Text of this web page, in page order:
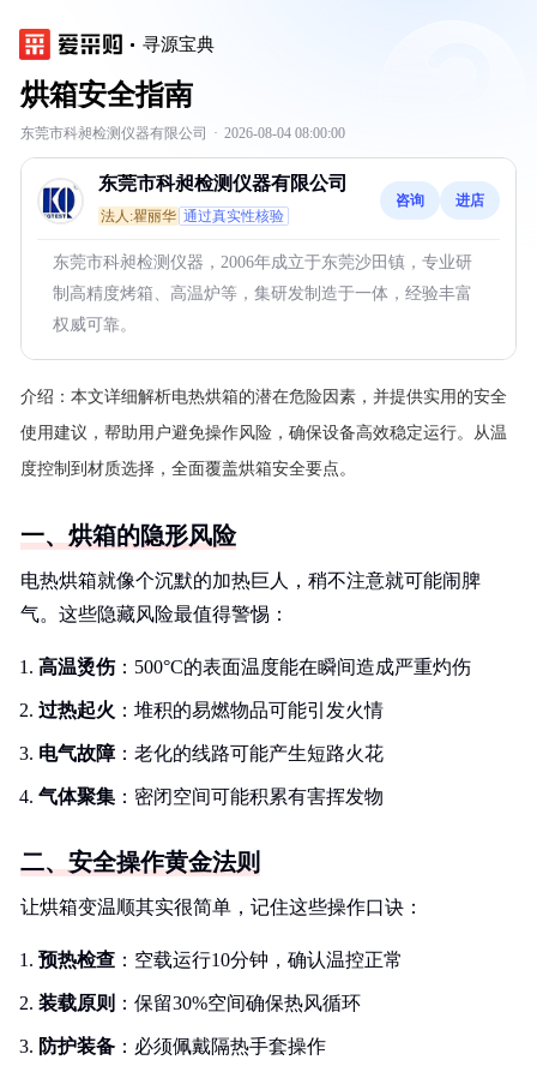
寻源宝典
烘箱安全指南
东莞市科昶检测仪器有限公司 · 2026-08-04 08:00:00
东莞市科昶检测仪器有限公司
法人:瞿丽华 通过真实性核验
咨询 进店
东莞市科昶检测仪器，2006年成立于东莞沙田镇，专业研
制高精度烤箱、高温炉等，集研发制造于一体，经验丰富
权威可靠。
介绍： 本文详细解析电热烘箱的潜在危险因素，并提供实用的安全
使用建议，帮助用户避免操作风险，确保设备高效稳定运行。从温
度控制到材质选择，全面覆盖烘箱安全要点。
一、烘箱的隐形风险
电热烘箱就像个沉默的加热巨人，稍不注意就可能闹脾
气。这些隐藏风险最值得警惕：
高温烫伤：500°C的表面温度能在瞬间造成严重灼伤
过热起火 ：堆积的易燃物品可能引发火情
电气故障：老化的线路可能产生短路火花
气体聚集 ：密闭空间可能积累有害挥发物
二、安全操作黄金法则
让烘箱变温顺其实很简单，记住这些操作口诀：
预热检查 ：空载运行10分钟，确认温控正常
装载原则 ：保留30%空间确保热风循环
防护装备 ：必须佩戴隔热手套操作